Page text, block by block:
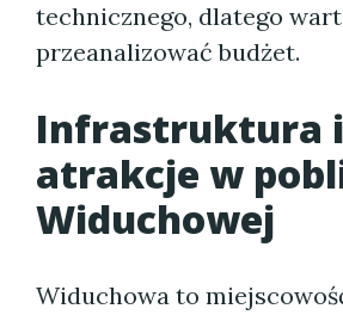
technicznego, dlatego
przeanalizować budżet.
Infrastruktura i
atrakcje w
Widuchowej
Widuchowa to